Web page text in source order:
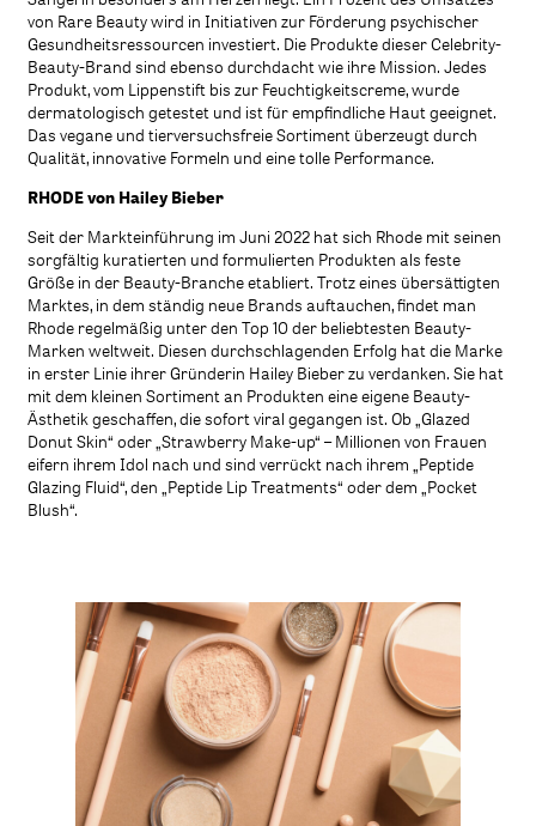
von Rare Beauty wird in Initiativen zur Förderung psychischer
Gesundheitsressourcen investiert. Die Produkte dieser Celebrity-
Beauty-Brand sind ebenso durchdacht wie ihre Mission. Jedes
Produkt, vom Lippenstift bis zur Feuchtigkeitscreme, wurde
dermatologisch getestet und ist für empfindliche Haut geeignet.
Das vegane und tierversuchsfreie Sortiment überzeugt durch
Qualität, innovative Formeln und eine tolle Performance.
RHODE von Hailey Bieber
Seit der Markteinführung im Juni 2022 hat sich Rhode mit seinen
sorgfältig kuratierten und formulierten Produkten als feste
Größe in der Beauty-Branche etabliert. Trotz eines übersättigten
Marktes, in dem ständig neue Brands auftauchen, findet man
Rhode regelmäßig unter den Top 10 der beliebtesten Beauty-
Marken weltweit. Diesen durchschlagenden Erfolg hat die Marke
in erster Linie ihrer Gründerin Hailey Bieber zu verdanken. Sie hat
mit dem kleinen Sortiment an Produkten eine eigene Beauty-
Ästhetik geschaffen, die sofort viral gegangen ist. Ob „Glazed
Donut Skin“ oder „Strawberry Make-up“ – Millionen von Frauen
eifern ihrem Idol nach und sind verrückt nach ihrem „Peptide
Glazing Fluid“, den „Peptide Lip Treatments“ oder dem „Pocket
Blush“.